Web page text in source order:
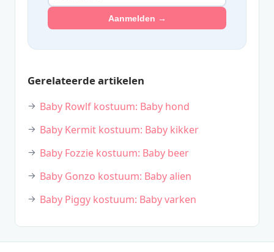
Aanmelden →
Gerelateerde artikelen
Baby Rowlf kostuum: Baby hond
Baby Kermit kostuum: Baby kikker
Baby Fozzie kostuum: Baby beer
Baby Gonzo kostuum: Baby alien
Baby Piggy kostuum: Baby varken